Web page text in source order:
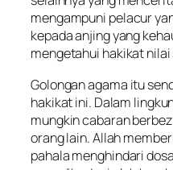
mengampuni pelacur
kepada anjing yang
mengetahui hakikat nilai
Golongan agama itu
hakikat ini. Dalam
mungkin cabaran
orang lain. Allah
pahala menghindari